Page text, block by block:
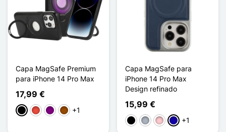
Capa MagSafe Premium
para iPhone 14 Pro Max
17,99 €
PretoVermelho
PúrpuraCastanho
+1
Capa MagSafe para
iPhone 14 Pro Max
Design refinado
15,99 €
PretoCinzento
RosaAzul Escuro
+1